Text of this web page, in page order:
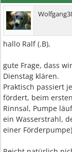
hallo Ralf (.B),
gute Frage, dass
Dienstag klären.
Praktisch passiert
fördert, beim
Rinnsal, Pumpe
ein Wasserstrahl,
einer Förderpumpe)